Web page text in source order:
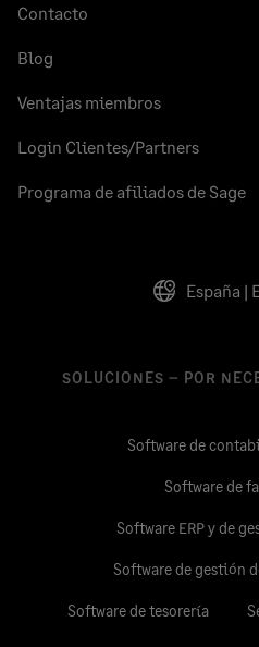
Contacto
Blog
Ventajas miembros
Login Clientes/Partners
Programa de afiliados de Sage
España |
SOLUCIONES – POR
Software de
Software de
Software ERP y de
Software de gestión
Software de tesorería